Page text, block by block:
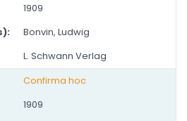
1909
Bonvin, Ludwig
L. Schwann Verlag
Confirma hoc
1909